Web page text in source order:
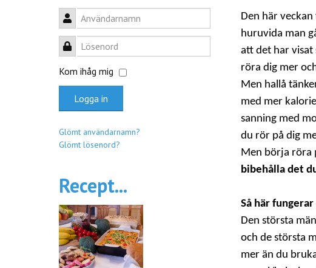
Användarnamn
Lösenord
Kom ihåg mig
Logga in
Glömt användarnamn?
Glömt lösenord?
Recept...
Den här
huruvida man
att det har visat
röra dig mer
Men hallå
med mer
sanning med
du rör på dig
Men börja röra
bibehålla det
Så här
Den största
och de största
mer än du